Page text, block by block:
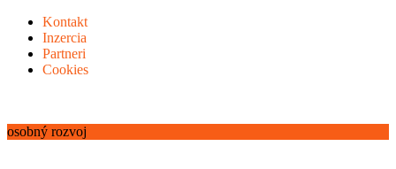
Kontakt
Inzercia
Partneri
Cookies
osobný rozvoj